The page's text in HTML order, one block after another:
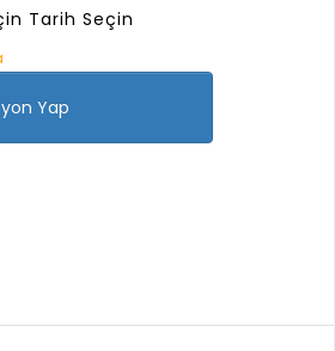
Tarih Seçin
Yap